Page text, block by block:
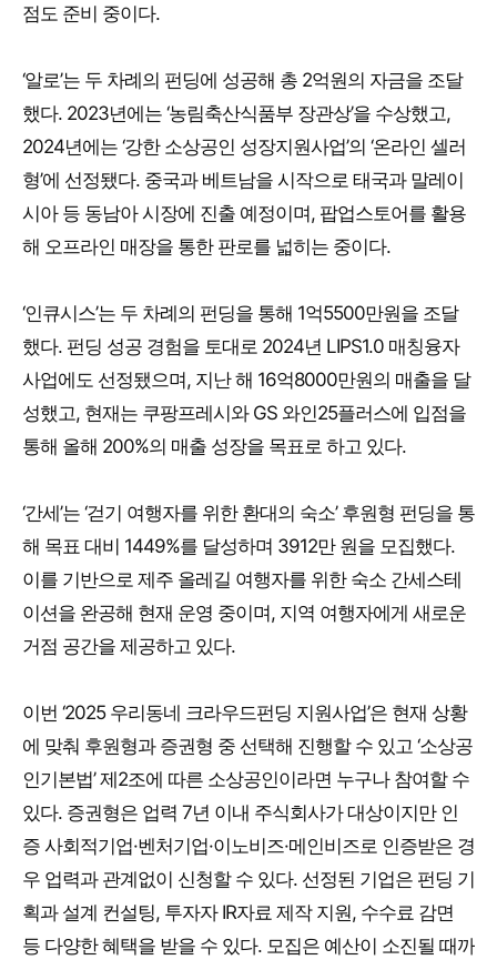
점도 준비 중이다.
‘알로’는 두 차례의 펀딩에 성공해 총 2억원의 자금을 조달
했다. 2023년에는 ‘농림축산식품부 장관상’을 수상했고,
2024년에는 ‘강한 소상공인 성장지원사업’의 ‘온라인 셀러
형’에 선정됐다. 중국과 베트남을 시작으로 태국과 말레이
시아 등 동남아 시장에 진출 예정이며, 팝업스토어를 활용
해 오프라인 매장을 통한 판로를 넓히는 중이다.
‘인큐시스’는 두 차례의 펀딩을 통해 1억5500만원을 조달
했다. 펀딩 성공 경험을 토대로 2024년 LIPS1.0 매칭융자
사업에도 선정됐으며, 지난 해 16억8000만원의 매출을 달
성했고, 현재는 쿠팡프레시와 GS 와인25플러스에 입점을
통해 올해 200%의 매출 성장을 목표로 하고 있다.
‘간세’는 ‘걷기 여행자를 위한 환대의 숙소’ 후원형 펀딩을 통
해 목표 대비 1449%를 달성하며 3912만 원을 모집했다.
이를 기반으로 제주 올레길 여행자를 위한 숙소 간세스테
이션을 완공해 현재 운영 중이며, 지역 여행자에게 새로운
거점 공간을 제공하고 있다.
이번 ‘2025 우리동네 크라우드펀딩 지원사업’은 현재 상황
에 맞춰 후원형과 증권형 중 선택해 진행할 수 있고 ‘소상공
인기본법’ 제2조에 따른 소상공인이라면 누구나 참여할 수
있다. 증권형은 업력 7년 이내 주식회사가 대상이지만 인
증 사회적기업·벤처기업·이노비즈·메인비즈로 인증받은 경
우 업력과 관계없이 신청할 수 있다. 선정된 기업은 펀딩 기
획과 설계 컨설팅, 투자자 IR자료 제작 지원, 수수료 감면
등 다양한 혜택을 받을 수 있다. 모집은 예산이 소진될 때까